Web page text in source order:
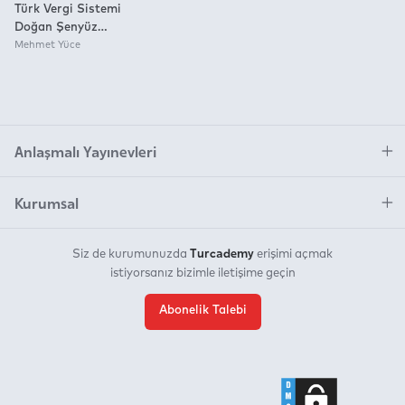
Türk Vergi Sistemi
Doğan Şenyüz
19.Baskı
Mehmet Yüce
Anlaşmalı Yayınevleri
Kurumsal
Siz de kurumunuzda Turcademy erişimi açmak
istiyorsanız bizimle iletişime geçin
Abonelik Talebi